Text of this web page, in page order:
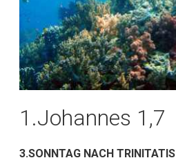
1.Johannes 1,7
3.SONNTAG NACH TRINITATIS